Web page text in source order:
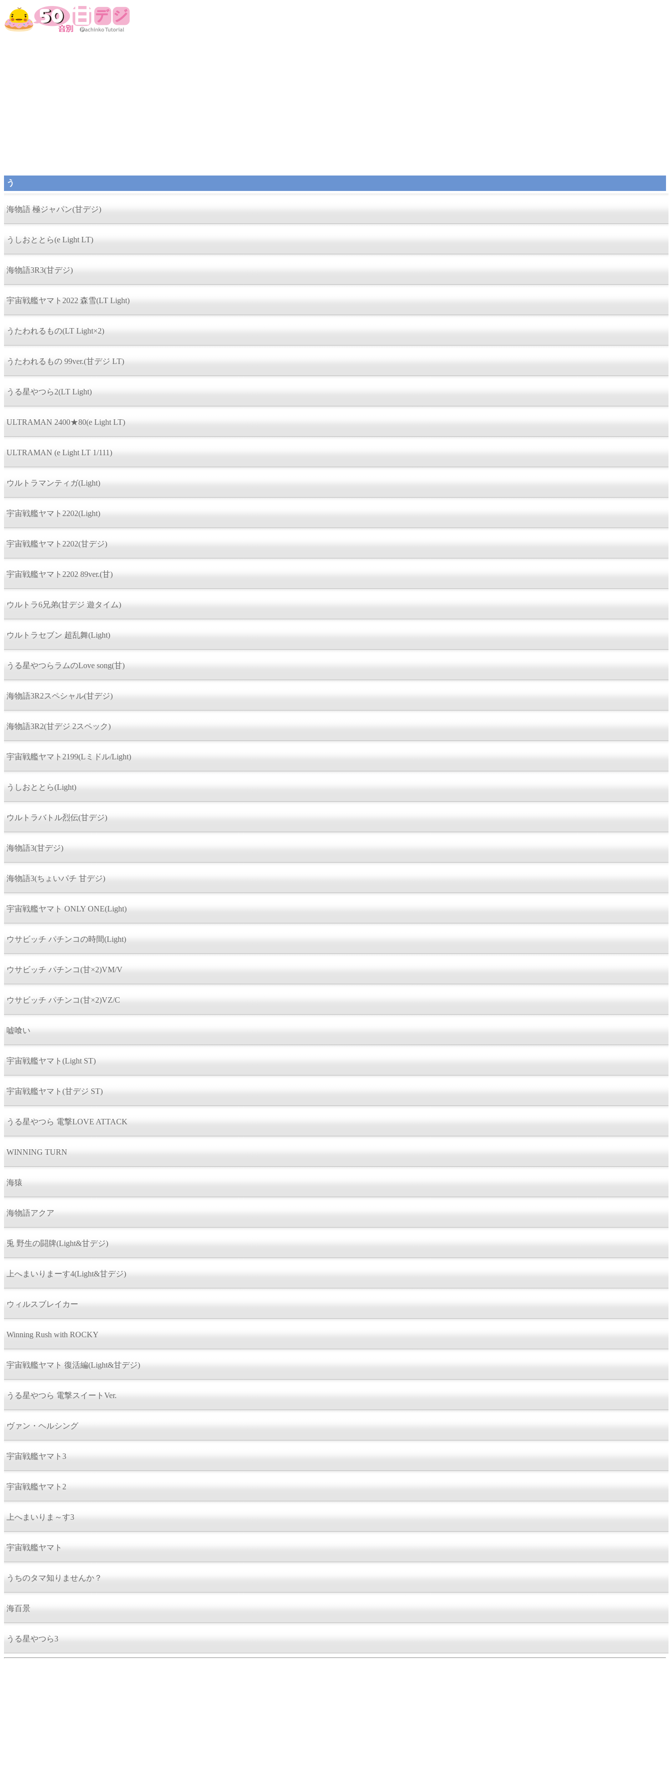
う
海物語 極ジャパン(甘デジ)
うしおととら(e Light LT)
海物語3R3(甘デジ)
宇宙戦艦ヤマト2022 森雪(LT Light)
うたわれるもの(LT Light×2)
うたわれるもの 99ver.(甘デジ LT)
うる星やつら2(LT Light)
ULTRAMAN 2400★80(e Light LT)
ULTRAMAN (e Light LT 1/111)
ウルトラマンティガ(Light)
宇宙戦艦ヤマト2202(Light)
宇宙戦艦ヤマト2202(甘デジ)
宇宙戦艦ヤマト2202 89ver.(甘)
ウルトラ6兄弟(甘デジ 遊タイム)
ウルトラセブン 超乱舞(Light)
うる星やつらラムのLove song(甘)
海物語3R2スペシャル(甘デジ)
海物語3R2(甘デジ 2スペック)
宇宙戦艦ヤマト2199(Lミドル/Light)
うしおととら(Light)
ウルトラバトル烈伝(甘デジ)
海物語3(甘デジ)
海物語3(ちょいパチ 甘デジ)
宇宙戦艦ヤマト ONLY ONE(Light)
ウサビッチ パチンコの時間(Light)
ウサビッチ パチンコ(甘×2)VM/V
ウサビッチ パチンコ(甘×2)VZ/C
嘘喰い
宇宙戦艦ヤマト(Light ST)
宇宙戦艦ヤマト(甘デジ ST)
うる星やつら 電撃LOVE ATTACK
WINNING TURN
海猿
海物語アクア
兎 野生の闘牌(Light&甘デジ)
上へまいりまーす4(Light&甘デジ)
ウィルスブレイカー
Winning Rush with ROCKY
宇宙戦艦ヤマト 復活編(Light&甘デジ)
うる星やつら 電撃スイートVer.
ヴァン・ヘルシング
宇宙戦艦ヤマト3
宇宙戦艦ヤマト2
上へまいりま～す3
宇宙戦艦ヤマト
うちのタマ知りませんか？
海百景
うる星やつら3